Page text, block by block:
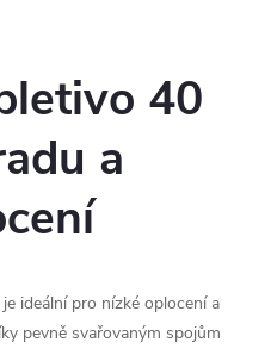
40
a
je ideální pro nízké oplocení a
pevně svařovaným spojům